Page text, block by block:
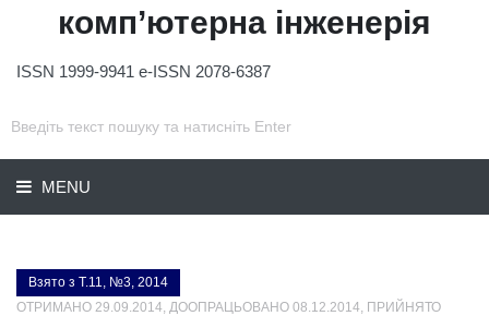
комп’ютерна інженерія
ISSN 1999-9941 e-ISSN 2078-6387
MENU
Взято з Т.11, №3, 2014
ОТРИМАНО 29.09.2014, ДООПРАЦЬОВАНО 08.12.2014, ПРИЙНЯТО